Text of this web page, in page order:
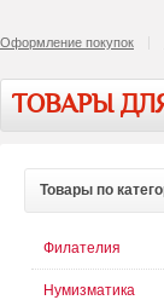
Оформление покупок
ТОВАРЫ
Товары по
Филателия
Нумизматика